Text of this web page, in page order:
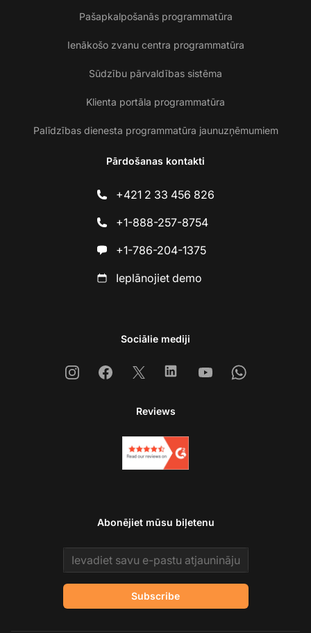
Pašapkalpošanās programmatūra
Ienākošo zvanu centra programmatūra
Sūdzību pārvaldības sistēma
Klienta portāla programmatūra
Palīdzības dienesta programmatūra jaunuzņēmumiem
Pārdošanas kontakti
+421 2 33 456 826
+1-888-257-8754
+1-786-204-1375
Ieplānojiet demo
Sociālie mediji
InstagramFacebook
X LinkedinYoutubeWhatsapp
Reviews
Abonējiet mūsu biļetenu
Email address
Subscribe